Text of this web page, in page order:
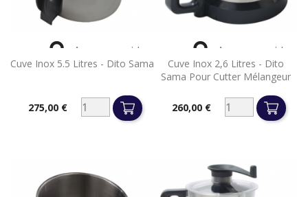
Cuve Inox 5.5 Litres - Dito Sama
Prix275,00 €
 Aperçu rapide
Cuve Inox 2,6 Litres - Dito
Sama Pour Cutter Mélangeur
Prix260,00 €
 Aperçu rapide